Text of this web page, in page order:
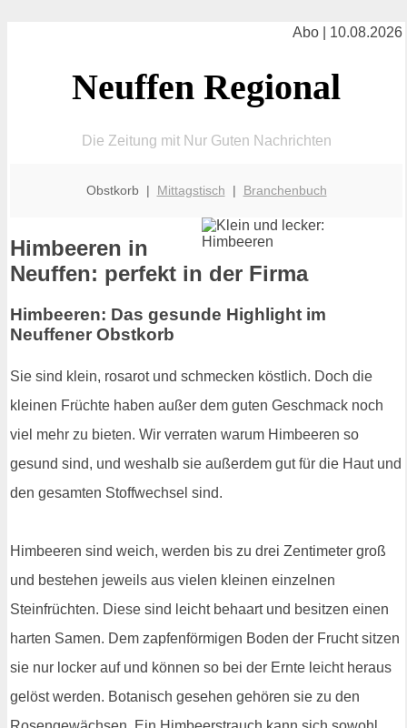
Abo | 10.08.2026
Neuffen Regional
Die Zeitung mit Nur Guten Nachrichten
Obstkorb | Mittagstisch | Branchenbuch
Himbeeren in
Neuffen: perfekt in der Firma
Himbeeren: Das gesunde Highlight im
Neuffener Obstkorb
Sie sind klein, rosarot und schmecken köstlich. Doch die
kleinen Früchte haben außer dem guten Geschmack noch
viel mehr zu bieten. Wir verraten warum Himbeeren so
gesund sind, und weshalb sie außerdem gut für die Haut und
den gesamten Stoffwechsel sind.
Himbeeren sind weich, werden bis zu drei Zentimeter groß
und bestehen jeweils aus vielen kleinen einzelnen
Steinfrüchten. Diese sind leicht behaart und besitzen einen
harten Samen. Dem zapfenförmigen Boden der Frucht sitzen
sie nur locker auf und können so bei der Ernte leicht heraus
gelöst werden. Botanisch gesehen gehören sie zu den